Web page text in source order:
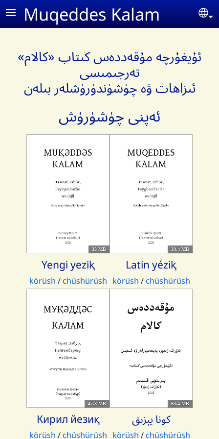
Skip to main content
Muqeddes Kalam
ئ‍ۇيغۇرچە مۇقەددەس كىتاب «كالام»
تەرجىمىسى
ئىزاھات ۋە چۈشۈندۈرۈشلەر بىلەن
ئەپنى چۈشۈرۈش
33 MB
Yengi yeziⱪ
körüsh / chüshürüsh
39.4 MB
Latin yéziⱪ
körüsh / chüshürüsh
47.8 MB
Кирил йезиқ
körüsh / chüshürüsh
63.4 MB
كونا يېزىق
körüsh / chüshürüsh